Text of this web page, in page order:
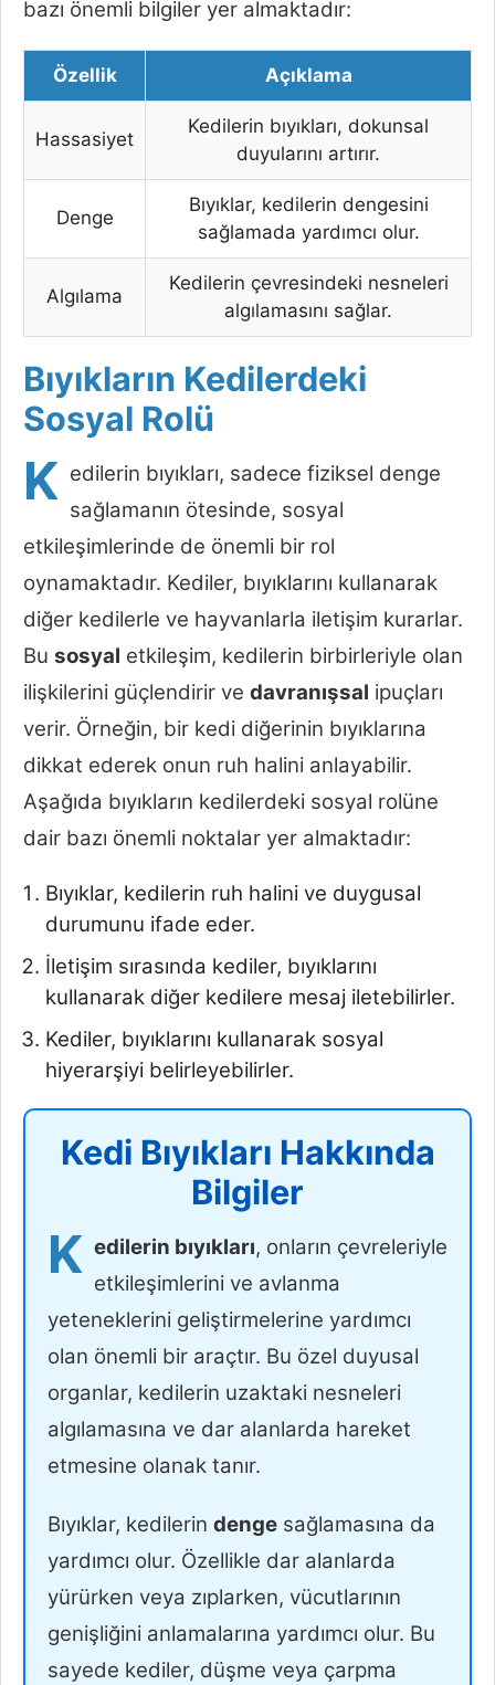
bazı önemli bilgiler yer almaktadır:
Özellik Açıklama
Hassasiyet
Kedilerin bıyıkları, dokunsal
duyularını artırır.
Denge
Bıyıklar, kedilerin dengesini
sağlamada yardımcı olur.
Algılama
Kedilerin çevresindeki nesneleri
algılamasını sağlar.
Bıyıkların Kedilerdeki
Sosyal Rolü
K edilerin bıyıkları, sadece fiziksel denge
sağlamanın ötesinde, sosyal
etkileşimlerinde de önemli bir rol
oynamaktadır. Kediler, bıyıklarını kullanarak
diğer kedilerle ve hayvanlarla iletişim kurarlar.
Bu sosyal etkileşim, kedilerin birbirleriyle olan
ilişkilerini güçlendirir ve davranışsal ipuçları
verir. Örneğin, bir kedi diğerinin bıyıklarına
dikkat ederek onun ruh halini anlayabilir.
Aşağıda bıyıkların kedilerdeki sosyal rolüne
dair bazı önemli noktalar yer almaktadır:
Bıyıklar, kedilerin ruh halini ve duygusal
durumunu ifade eder.
İletişim sırasında kediler, bıyıklarını
kullanarak diğer kedilere mesaj iletebilirler.
Kediler, bıyıklarını kullanarak sosyal
hiyerarşiyi belirleyebilirler.
Kedi Bıyıkları Hakkında
Bilgiler
K edilerin bıyıkları, onların çevreleriyle
etkileşimlerini ve avlanma
yeteneklerini geliştirmelerine yardımcı
olan önemli bir araçtır. Bu özel duyusal
organlar, kedilerin uzaktaki nesneleri
algılamasına ve dar alanlarda hareket
etmesine olanak tanır.
Bıyıklar, kedilerin denge sağlamasına da
yardımcı olur. Özellikle dar alanlarda
yürürken veya zıplarken, vücutlarının
genişliğini anlamalarına yardımcı olur. Bu
sayede kediler, düşme veya çarpma